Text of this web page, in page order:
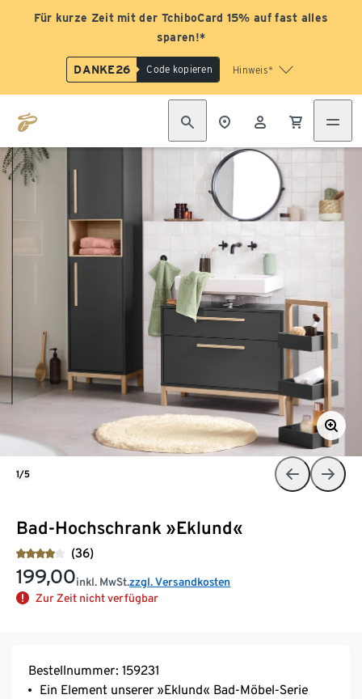
Für kurze Zeit mit der TchiboCard 15% auf fast alles
sparen!*
DANKE26 Code kopieren Hinweis*
Bad-Hochschrank »Eklund«
(36)
199,00inkl. MwSt.zzgl. Versandkosten
Zur Zeit nicht verfügbar
1/5
Bestellnummer: 159231
Ein Element unserer »Eklund« Bad-Möbel-Serie